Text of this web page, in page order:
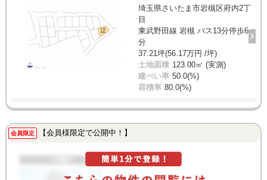
埼玉県さいたま市岩槻区府内2丁
目
東武野田線 岩槻 バス13分停歩6
分
37.21坪(56.17万円 /坪)
土地面積 123.00㎡ (実測)
建ぺい率 50.0(%)
容積率 80.0(%)
会員限定 【会員様限定で公開中！】